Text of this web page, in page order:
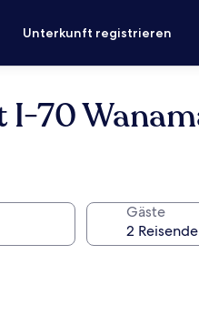
Unterkunft registrieren
I-70
Gäste